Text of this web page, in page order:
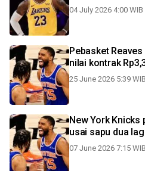
04 July 2026 4:00 WIB
Pebasket
nilai kontrak
25 June 2026 5:39 WIB
New York Knicks
usai sapu dua
07 June 2026 7:15 WIB